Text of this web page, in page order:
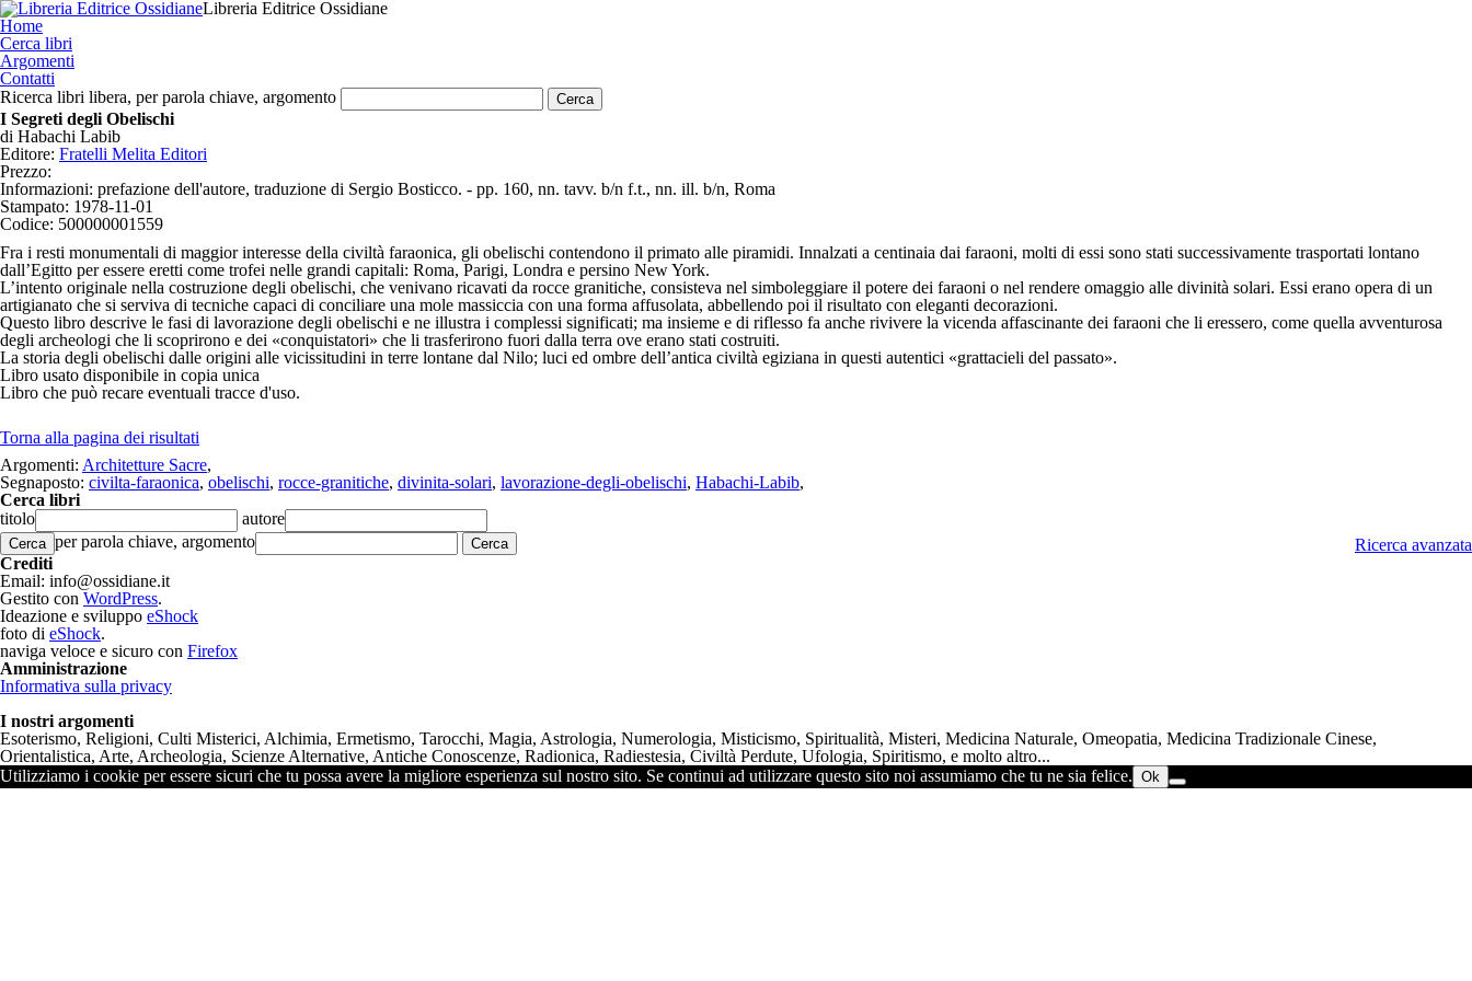
Libreria Editrice Ossidiane
Home
Cerca libri
Argomenti
Contatti
Ricerca libri libera, per parola chiave, argomento
I Segreti degli Obelischi
di Habachi Labib
Editore: Fratelli Melita Editori
Prezzo:
Informazioni: prefazione dell'autore, traduzione di Sergio Bosticco. - pp. 160, nn. tavv. b/n f.t., nn. ill. b/n, Roma
Stampato: 1978-11-01
Codice: 500000001559
Fra i resti monumentali di maggior interesse della civiltà faraonica, gli obelischi contendono il primato alle piramidi. Innalzati a centinaia dai faraoni, molti di essi sono stati successivamente trasportati lontano
dall’Egitto per essere eretti come trofei nelle grandi capitali: Roma, Parigi, Londra e persino New York.
L’intento originale nella costruzione degli obelischi, che venivano ricavati da rocce granitiche, consisteva nel simboleggiare il potere dei faraoni o nel rendere omaggio alle divinità solari. Essi erano opera di un
artigianato che si serviva di tecniche capaci di conciliare una mole massiccia con una forma affusolata, abbellendo poi il risultato con eleganti decorazioni.
Questo libro descrive le fasi di lavorazione degli obelischi e ne illustra i complessi significati; ma insieme e di riflesso fa anche rivivere la vicenda affascinante dei faraoni che li eressero, come quella avventurosa
degli archeologi che li scoprirono e dei «conquistatori» che li trasferirono fuori dalla terra ove erano stati costruiti.
La storia degli obelischi dalle origini alle vicissitudini in terre lontane dal Nilo; luci ed ombre dell’antica civiltà egiziana in questi autentici «grattacieli del passato».
Libro usato disponibile in copia unica
Libro che può recare eventuali tracce d'uso.
Torna alla pagina dei risultati
Argomenti: Architetture Sacre,
Segnaposto: civilta-faraonica, obelischi, rocce-granitiche, divinita-solari, lavorazione-degli-obelischi, Habachi-Labib,
Cerca libri
titolo
autore
Cerca Ricerca avanzata
per parola chiave, argomento
Crediti
Email: info@ossidiane.it
Gestito con WordPress.
Ideazione e sviluppo eShock
foto di eShock.
naviga veloce e sicuro con Firefox
Amministrazione
Informativa sulla privacy
I nostri argomenti
Esoterismo, Religioni, Culti Misterici, Alchimia, Ermetismo, Tarocchi, Magia, Astrologia, Numerologia, Misticismo, Spiritualità, Misteri, Medicina Naturale, Omeopatia, Medicina Tradizionale Cinese,
Orientalistica, Arte, Archeologia, Scienze Alternative, Antiche Conoscenze, Radionica, Radiestesia, Civiltà Perdute, Ufologia, Spiritismo, e molto altro...
Utilizziamo i cookie per essere sicuri che tu possa avere la migliore esperienza sul nostro sito. Se continui ad utilizzare questo sito noi assumiamo che tu ne sia felice. Ok